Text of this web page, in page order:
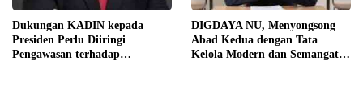
Dukungan KADIN kepada
Presiden Perlu Diiringi
Pengawasan terhadap
DIGDAYA NU, Menyongsong
Abad Kedua dengan Tata
Kelola Modern dan Semangat